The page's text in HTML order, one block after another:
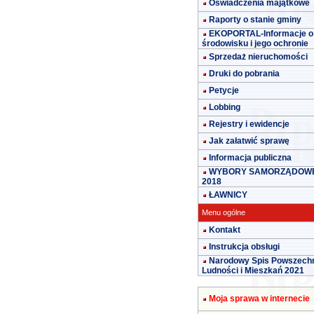
Oświadczenia majątkowe
Raporty o stanie gminy
EKOPORTAL-Informacje o
środowisku i jego ochronie
Sprzedaż nieruchomości
Druki do pobrania
Petycje
Lobbing
Rejestry i ewidencje
Jak załatwić sprawę
Informacja publiczna
WYBORY
2018
ŁAWNICY
Menu ogólne
Kontakt
Instrukcja obsługi
Narodowy Spis
Ludności i Mieszkań 2021
Moja sprawa w internecie